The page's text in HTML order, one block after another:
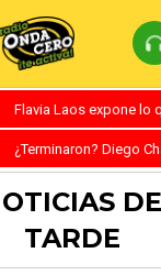
Flavia Laos expone lo
¿Terminaron? Diego
TARDE